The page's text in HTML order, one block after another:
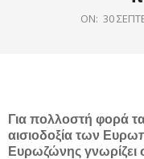
ON: 30
Για πολλοστή φορά
αισιοδοξία των
Ευρωζώνης γνωρίζει